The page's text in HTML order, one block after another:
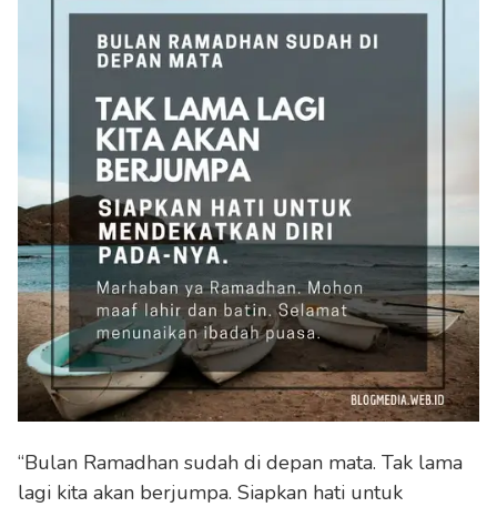
“Bulan Ramadhan sudah di depan mata. Tak lama
lagi kita akan berjumpa. Siapkan hati untuk